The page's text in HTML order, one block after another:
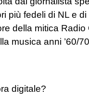
più fedeli di NL e di
della mitica Radio
musica anni ’60/
digitale?